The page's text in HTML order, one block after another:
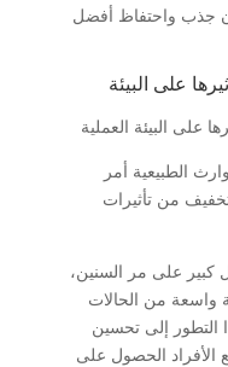
جذب واحتفاظ أفضل
على البيئة
الطبيعية أمر
من تأثيرات
على مر السنين،
واسعة من الحالات
التطور إلى تحسين
الأفراد الحصول على